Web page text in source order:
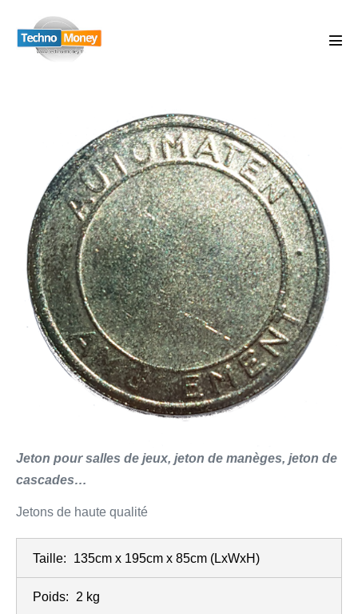
Jeton pour salles de jeux, jeton de manèges, jeton de
cascades…
Jetons de haute qualité
Taille: 135cm x 195cm x 85cm (LxWxH)
Poids: 2 kg